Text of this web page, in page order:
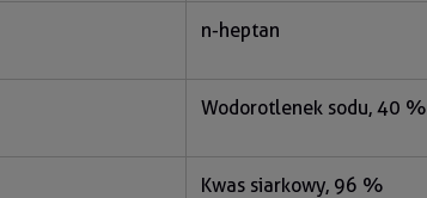
n-heptan
Wodorotlenek sodu, 40 %
Kwas siarkowy, 96 %